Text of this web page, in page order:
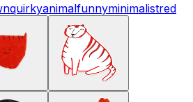
quirkyanimalfunnyminimalistred